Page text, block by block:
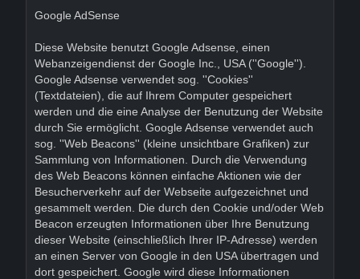
Google AdSense
Diese Website benutzt Google Adsense, einen
Webanzeigendienst der Google Inc., USA (''Google'').
Google Adsense verwendet sog. ''Cookies''
(Textdateien), die auf Ihrem Computer gespeichert
werden und die eine Analyse der Benutzung der Website
durch Sie ermöglicht. Google Adsense verwendet auch
sog. ''Web Beacons'' (kleine unsichtbare Grafiken) zur
Sammlung von Informationen. Durch die Verwendung
des Web Beacons können einfache Aktionen wie der
Besucherverkehr auf der Webseite aufgezeichnet und
gesammelt werden. Die durch den Cookie und/oder Web
Beacon erzeugten Informationen über Ihre Benutzung
dieser Website (einschließlich Ihrer IP-Adresse) werden
an einen Server von Google in den USA übertragen und
dort gespeichert. Google wird diese Informationen